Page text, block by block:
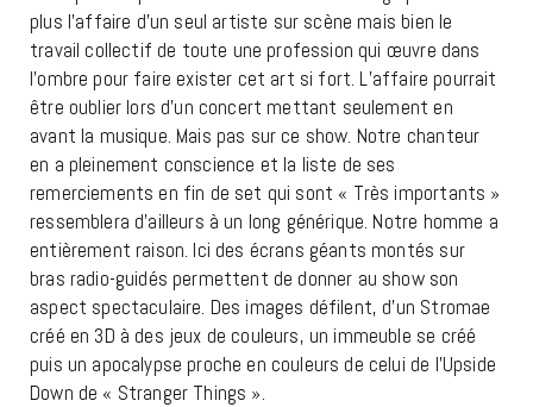
plus l’affaire d’un seul artiste sur scène mais bien le
travail collectif de toute une profession qui œuvre dans
l’ombre pour faire exister cet art si fort. L’affaire pourrait
être oublier lors d’un concert mettant seulement en
avant la musique. Mais pas sur ce show. Notre chanteur
en a pleinement conscience et la liste de ses
remerciements en fin de set qui sont « Très importants »
ressemblera d’ailleurs à un long générique. Notre homme a
entièrement raison. Ici des écrans géants montés sur
bras radio-guidés permettent de donner au show son
aspect spectaculaire. Des images défilent, d’un Stromae
créé en 3D à des jeux de couleurs, un immeuble se créé
puis un apocalypse proche en couleurs de celui de l’Upside
Down de « Stranger Things ».